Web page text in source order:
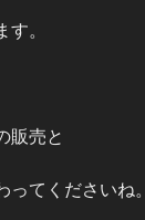
す。
販売と
てくださいね。